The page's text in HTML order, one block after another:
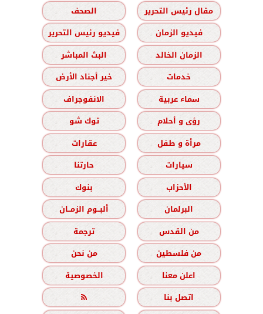
مقال رئيس التحرير
الصحف
فيديو الزمان
فيديو رئيس التحرير
الزمان الخالد
البث المباشر
خدمات
خير أجناد الأرض
سماء عربية
الانفوجراف
رؤى و أحلام
توك شو
مرأة و طفل
عقارات
سيارات
حارتنا
الأحزاب
بنوك
البرلمان
ألبــوم الزمــان
من القدس
ترجمة
من فلسطين
من نحن
اعلن معنا
الخصوصية
اتصل بنا
